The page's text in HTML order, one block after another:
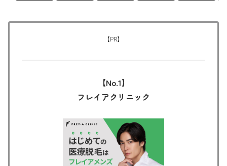
【PR】
【No.1】
フレイアクリニック